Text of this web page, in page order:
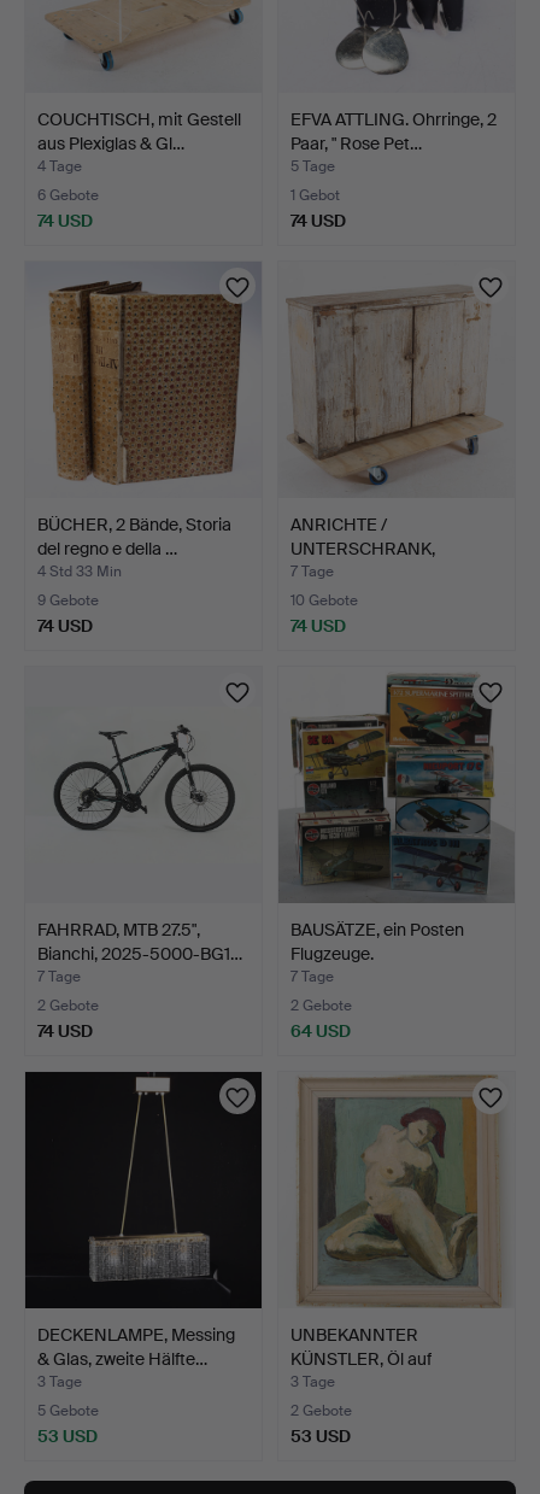
COUCHTISCH, mit Gestell
aus Plexiglas & Gl…
4 Tage
6 Gebote
74 USD
EFVA ATTLING. Ohrringe, 2
Paar, " Rose Pet…
5 Tage
1 Gebot
74 USD
BÜCHER, 2 Bände, Storia
del regno e della …
4 Std 33 Min
9 Gebote
74 USD
ANRICHTE /
UNTERSCHRANK,
bäuerlich, 19. Ja…
7 Tage
10 Gebote
74 USD
FAHRRAD, MTB 27.5",
Bianchi, 2025-5000-BG1…
7 Tage
2 Gebote
74 USD
BAUSÄTZE, ein Posten
Flugzeuge.
7 Tage
2 Gebote
64 USD
DECKENLAMPE, Messing
& Glas, zweite Hälfte…
3 Tage
5 Gebote
53 USD
UNBEKANNTER
KÜNSTLER, Öl auf
Leinwand, Fra…
3 Tage
2 Gebote
53 USD